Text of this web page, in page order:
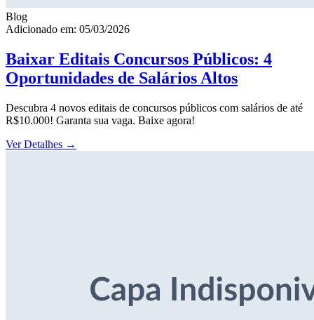
Blog
Adicionado em: 05/03/2026
Baixar Editais Concursos Públicos: 4
Oportunidades de Salários Altos
Descubra 4 novos editais de concursos públicos com salários de até
R$10.000! Garanta sua vaga. Baixe agora!
Ver Detalhes →